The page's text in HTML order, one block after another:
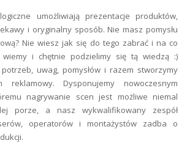
umożliwiają prezentacje produktów,
i oryginalny sposób. Nie masz pomysłu
Nie wiesz jak się do tego zabrać i na co
wiemy i chętnie podzielimy się tą wiedzą :)
potrzeb, uwag, pomysłów i razem stworzymy
reklamowy. Dysponujemy nowoczesnym
nagrywanie scen jest możliwe niemal
porze, a nasz wykwalifikowany zespół
operatorów i montażystów zadba o